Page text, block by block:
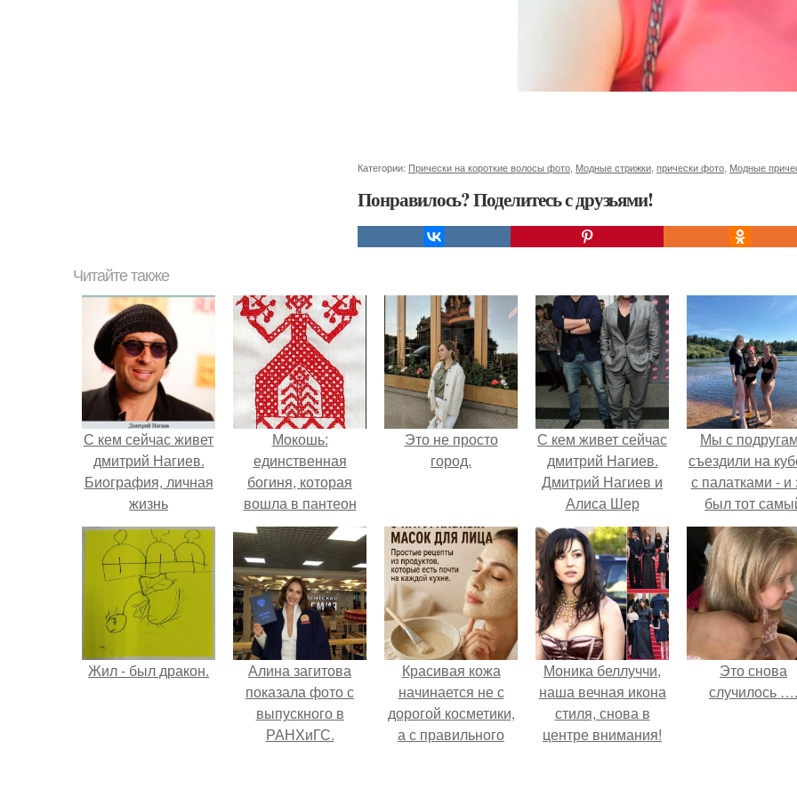
Категории: Прически на короткие волосы фото Модные стрижки прически фото Модные
Понравилось? Поделитесь с друзьями!
Читайте также
С кем сейчас живет
дмитрий Нагиев.
Биография, личная
жизнь
Мокошь:
единственная
богиня, которая
вошла в пантеон
князя Владимира.
Это не просто
город.
С кем живет сейчас
дмитрий Нагиев.
Дмитрий Нагиев и
Алиса Шер
Мы с
съездили на
с палатками - и
был тот
отдых, после
которого
смеёшься,
вспоминая
мелочь!
Жил - был дракон.
Алина загитова
показала фото с
выпускного в
РАНХиГС.
Красивая кожа
начинается не с
дорогой косметики,
а с правильного
Моника беллуччи,
наша вечная икона
стиля, снова в
центре внимания!
Это снова
случилось ….